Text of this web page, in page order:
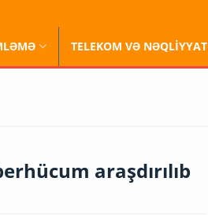
TELEKOM VƏ NƏQLİYYAT
araşdırılıb